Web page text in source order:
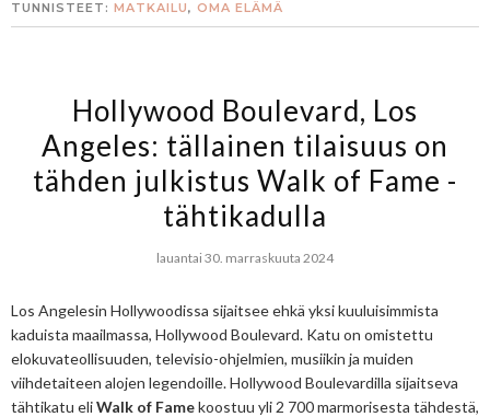
TUNNISTEET: MATKAILU, OMA ELÄMÄ
Hollywood Boulevard, Los
Angeles: tällainen tilaisuus on
tähden julkistus Walk of Fame -
tähtikadulla
lauantai 30. marraskuuta 2024
Los Angelesin Hollywoodissa sijaitsee ehkä yksi kuuluisimmista
kaduista maailmassa, Hollywood Boulevard. Katu on omistettu
elokuvateollisuuden, televisio-ohjelmien, musiikin ja muiden
viihdetaiteen alojen legendoille. Hollywood Boulevardilla sijaitseva
tähtikatu eliWalk of Famekoostuu yli 2 700 marmorisesta tähdestä,